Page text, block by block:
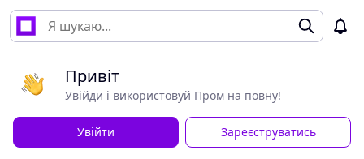
Привіт
Увійди і використовуй Пром на повну!
Увійти Зареєструватись